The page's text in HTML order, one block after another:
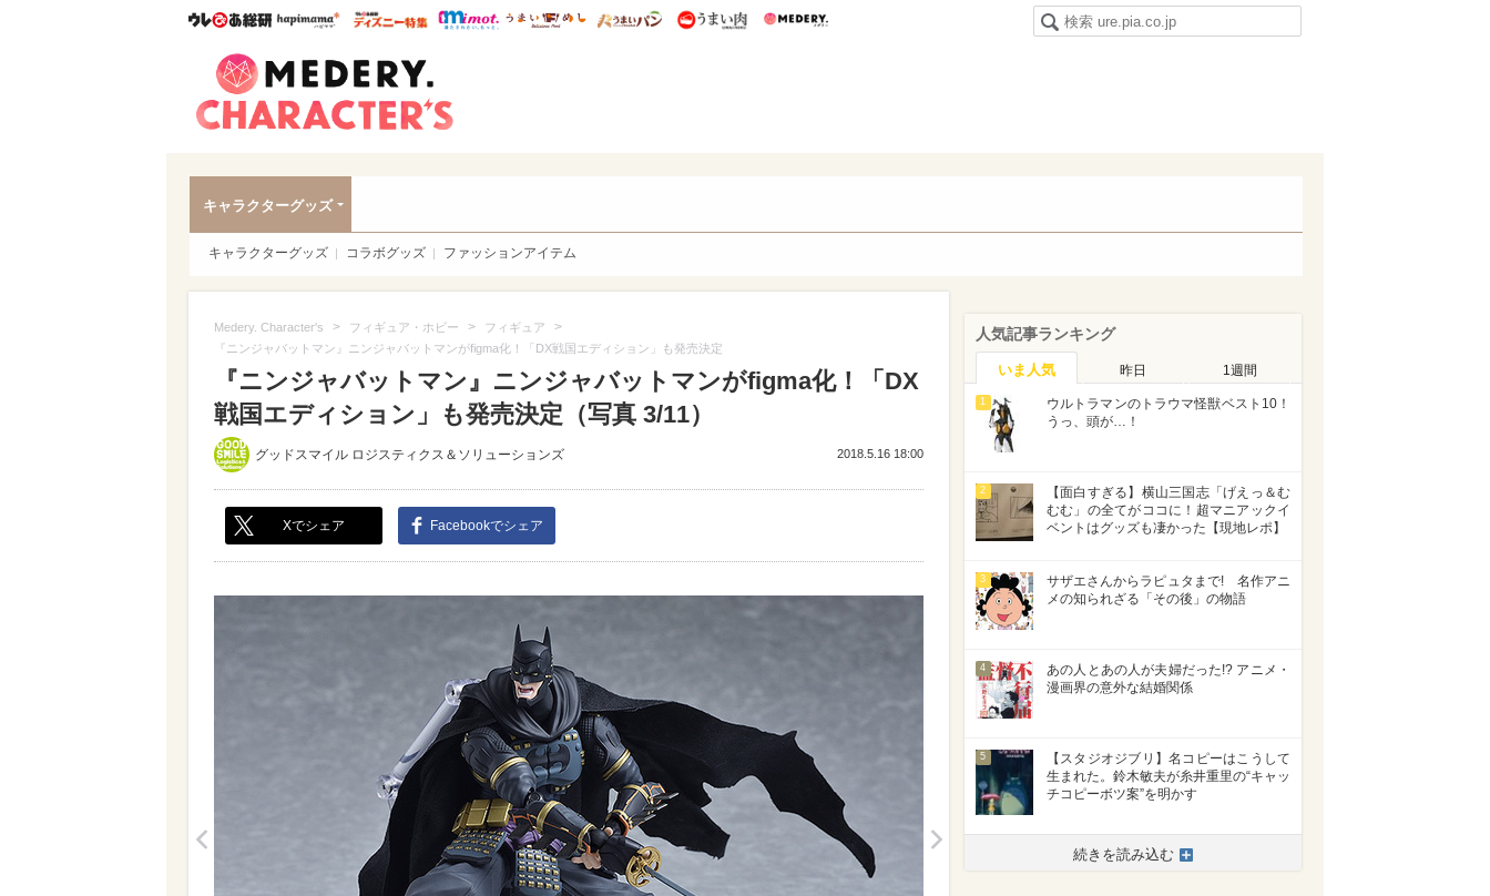
ウレぴあ総研ハピママ* ウレぴあ総研 ディズニー特集
mimot. うまいめし うまいパン うまい肉
キャラクターグッズ
キャラクターグッズ コラボグッズ ファッションアイテム
Medery. Character's > フィギュア・ホビー > フィギュア >
『ニンジャバットマン』ニンジャバットマンがfigma化！「DX戦国エディション」も発売決定
『ニンジャバットマン』ニンジャバットマンがfigma化！「DX
戦国エディション」も発売決定（写真 3/11）
グッドスマイル ロジスティクス＆ソリューションズ 2018.5.16 18:00
Xでシェア Facebookでシェア
>
人気記事ランキング
いま人気 昨日 1週間
1
ウルトラマンのトラウマ怪獣ベスト10！
うっ、頭が…！
2
【面白すぎる】横山三国志「げえっ＆む
むむ」の全てがココに！超マニアックイ
ベントはグッズも凄かった【現地レポ】
3
サザエさんからラピュタまで! 名作アニ
メの知られざる「その後」の物語
4
あの人とあの人が夫婦だった!? アニメ・
漫画界の意外な結婚関係
5
【スタジオジブリ】名コピーはこうして
生まれた。鈴木敏夫が糸井重里の“キャッ
チコピーボツ案”を明かす
続きを読み込む